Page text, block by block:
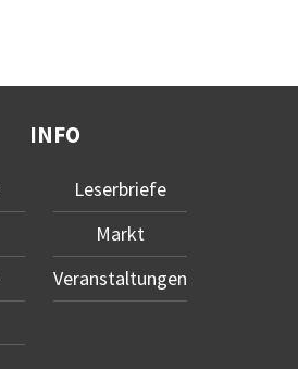
INFO
Leserbriefe
Markt
Veranstaltungen